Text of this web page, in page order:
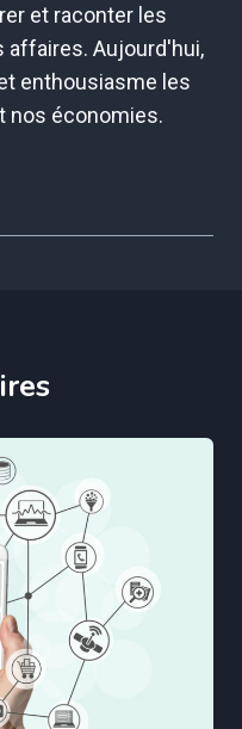
et raconter les
affaires. Aujourd'hui,
enthousiasme les
nos économies.